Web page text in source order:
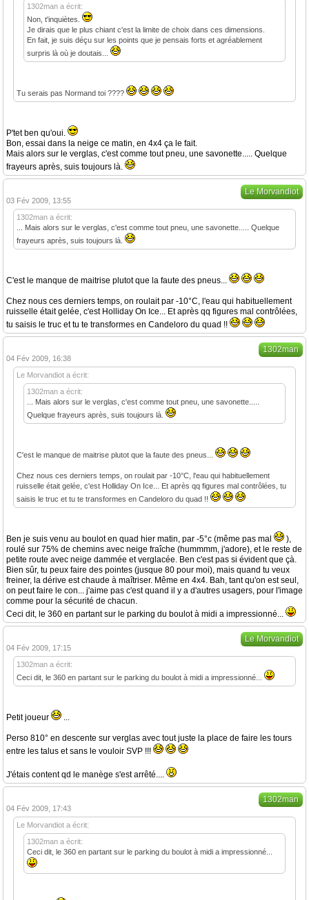
1302man a écrit:
Non, t'inquiètes.
Je dirais que le plus chiant c'est la limite de choix dans ces dimensions.
En fait, je suis déçu sur les points que je pensais forts et agréablement
surpris là où je doutais...
Tu serais pas Normand toi ????
P'tet ben qu'oui.
Bon, essai dans la neige ce matin, en 4x4 ça le fait.
Mais alors sur le verglas, c'est comme tout pneu, une savonette..... Quelque
frayeurs après, suis toujours là.
Le Morvandiot
03 Fév 2009, 13:55
1302man a écrit:
... Mais alors sur le verglas, c'est comme tout pneu, une savonette..... Quelque
frayeurs après, suis toujours là.
C'est le manque de maitrise plutot que la faute des pneus...
Chez nous ces derniers temps, on roulait par -10°C, l'eau qui habituellement
ruisselle était gelée, c'est Holliday On Ice... Et après qq figures mal contrôlées,
tu saisis le truc et tu te transformes en Candeloro du quad !!
1302man
04 Fév 2009, 16:38
Le Morvandiot a écrit:
1302man a écrit:
... Mais alors sur le verglas, c'est comme tout pneu, une savonette.....
Quelque frayeurs après, suis toujours là.
C'est le manque de maitrise plutot que la faute des pneus...
Chez nous ces derniers temps, on roulait par -10°C, l'eau qui habituellement
ruisselle était gelée, c'est Holliday On Ice... Et après qq figures mal contrôlées, tu
saisis le truc et tu te transformes en Candeloro du quad !!
Ben je suis venu au boulot en quad hier matin, par -5°c (même pas mal
),
roulé sur 75% de chemins avec neige fraîche (hummmm, j'adore), et le reste de
petite route avec neige dammée et verglacée. Ben c'est pas si évident que çà.
Bien sûr, tu peux faire des pointes (jusque 80 pour moi), mais quand tu veux
freiner, la dérive est chaude à maîtriser. Même en 4x4. Bah, tant qu'on est seul,
on peut faire le con... j'aime pas c'est quand il y a d'autres usagers, pour l'image
comme pour la sécurité de chacun.
Ceci dit, le 360 en partant sur le parking du boulot à midi a impressionné...
Le Morvandiot
04 Fév 2009, 17:15
1302man a écrit:
Ceci dit, le 360 en partant sur le parking du boulot à midi a impressionné...
Petit joueur ...
Perso 810° en descente sur verglas avec tout juste la place de faire les tours
entre les talus et sans le vouloir SVP !!!
J'étais content qd le manège s'est arrêté....
1302man
04 Fév 2009, 17:43
Le Morvandiot a écrit:
1302man a écrit:
Ceci dit, le 360 en partant sur le parking du boulot à midi a impressionné...